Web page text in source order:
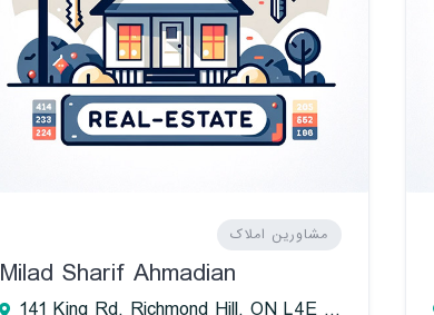
مشاورین املاک
Milad Sharif Ahmadian